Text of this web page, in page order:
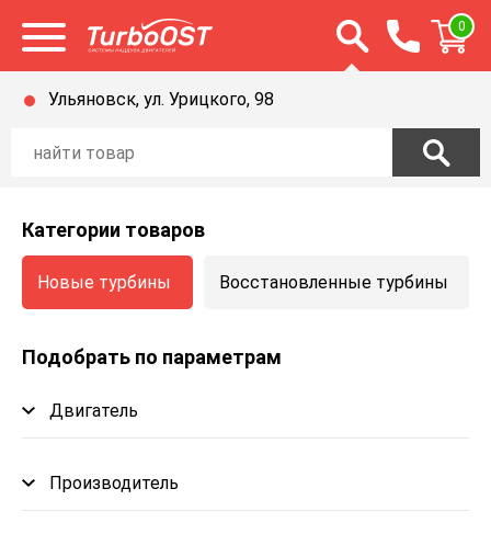
Открыть меню Открыть строку
0
Ульяновск, ул. Урицкого, 98
Категории товаров
Новые турбины Восстановленные турбины
Подобрать по параметрам
Двигатель
Производитель